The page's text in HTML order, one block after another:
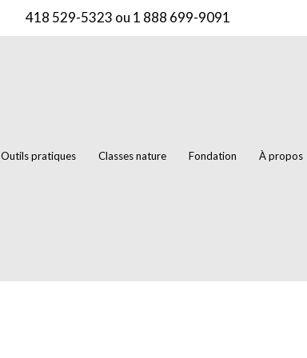
418 529-5323 ou 1 888 699-9091
Outils pratiques Classes nature Fondation À propos